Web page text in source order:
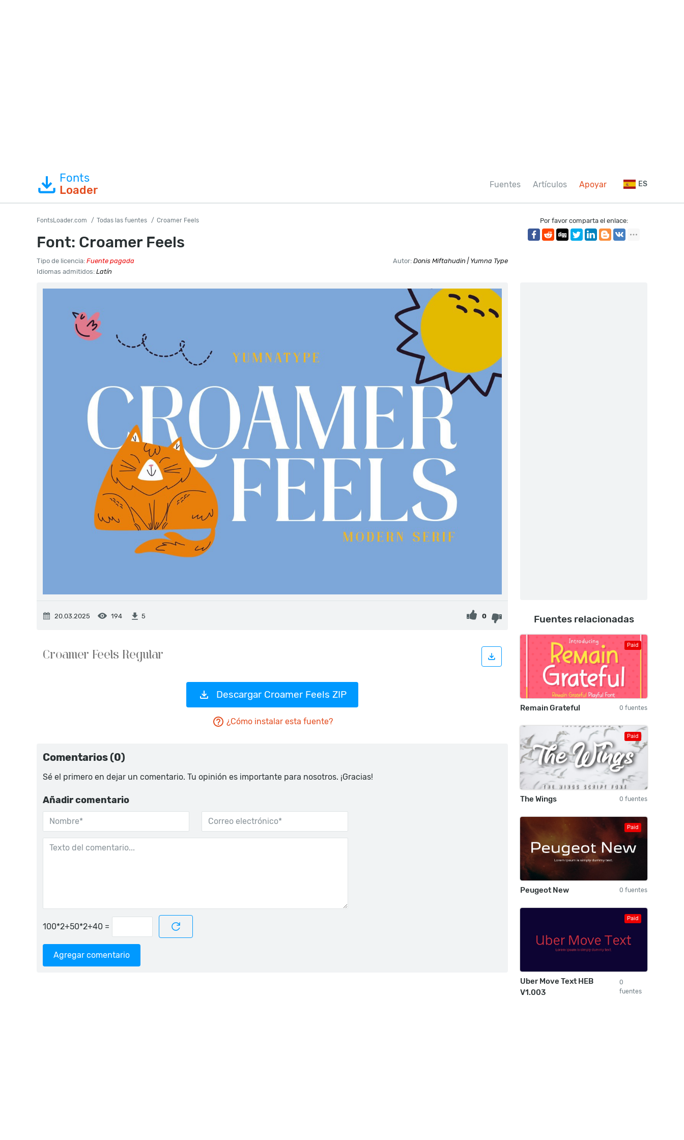
Fonts
Loader
Fuentes Artículos Apoyar ES
FontsLoader.com Todas las fuentes Croamer Feels
Font: Croamer Feels
Tipo de licencia: Fuente pagada Autor: Donis Miftahudin | Yumna Type
Idiomas admitidos: Latín
Por favor comparta el enlace:
20.03.2025 194 5 0
Descargar Croamer Feels ZIP
¿Cómo instalar esta fuente?
Comentarios (0)
Sé el primero en dejar un comentario. Tu opinión es importante para nosotros. ¡Gracias!
Añadir comentario
=
Agregar comentario
Fuentes relacionadas
Paid
Remain Grateful 0 fuentes
Paid
The Wings 0 fuentes
Paid
Peugeot New 0 fuentes
Paid
Uber Move Text HEB
V1.003
0
fuentes